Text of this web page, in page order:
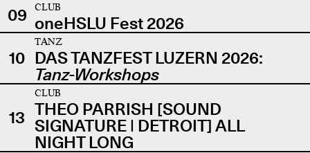
09
CLUB
oneHSLU Fest 2026
10
TANZ
DAS TANZFEST LUZERN 2026:
Tanz-Workshops
13
CLUB
THEO PARRISH [SOUND
SIGNATURE | DETROIT] ALL
NIGHT LONG